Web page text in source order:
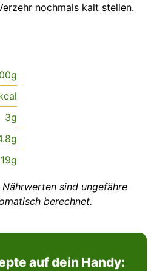
nochmals kalt stellen.
g
3g
g
19g
berechnet.
auf dein Handy: